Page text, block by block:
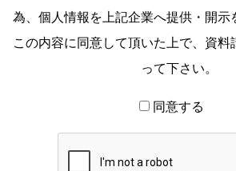
為、個人情報を上記企業へ提供・開示
この内容に同意して頂いた上で、資料
って下さい。
同意する